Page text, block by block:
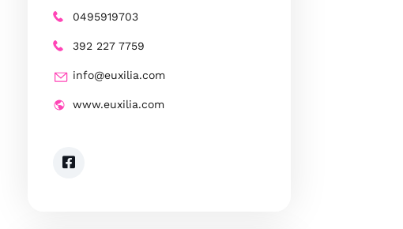
0495919703
392 227 7759
info@euxilia.com
www.euxilia.com